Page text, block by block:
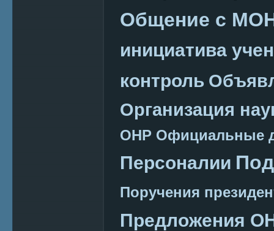
Общение с
инициатива
контроль
Организация
ОНР Официальные
Персоналии
Поручения
Предложения